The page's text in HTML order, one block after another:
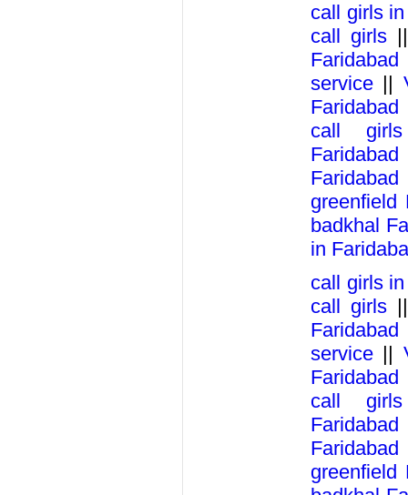
call girls
call girls
Faridabad
service ||
Faridabad
call
Faridabad
Faridabad
greenfield
badkhal
in
call girls
call girls
Faridabad
service ||
Faridabad
call
Faridabad
Faridabad
greenfield